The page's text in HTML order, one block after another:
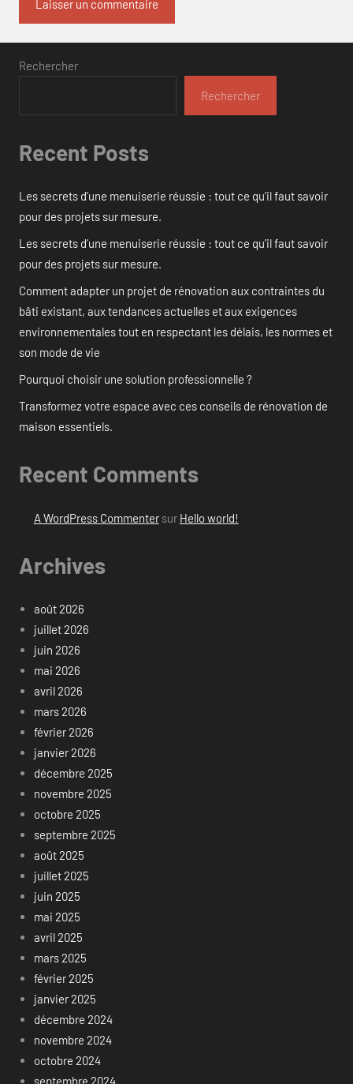
Rechercher
Rechercher
Recent Posts
Les secrets d’une menuiserie réussie : tout ce qu’il faut savoir
pour des projets sur mesure.
Les secrets d’une menuiserie réussie : tout ce qu’il faut savoir
pour des projets sur mesure.
Comment adapter un projet de rénovation aux contraintes du
bâti existant, aux tendances actuelles et aux exigences
environnementales tout en respectant les délais, les normes et
son mode de vie
Pourquoi choisir une solution professionnelle ?
Transformez votre espace avec ces conseils de rénovation de
maison essentiels.
Recent Comments
A WordPress Commentersur Hello world!
Archives
août 2026
juillet 2026
juin 2026
mai 2026
avril 2026
mars 2026
février 2026
janvier 2026
décembre 2025
novembre 2025
octobre 2025
septembre 2025
août 2025
juillet 2025
juin 2025
mai 2025
avril 2025
mars 2025
février 2025
janvier 2025
décembre 2024
novembre 2024
octobre 2024
septembre 2024